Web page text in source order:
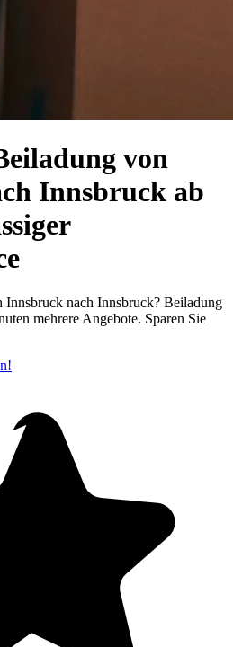
von
Innsbruck ab
Innsbruck nach Innsbruck? Beiladung
mehrere Angebote. Sparen Sie